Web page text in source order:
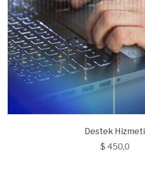
Destek Hizmeti
$ 450,0